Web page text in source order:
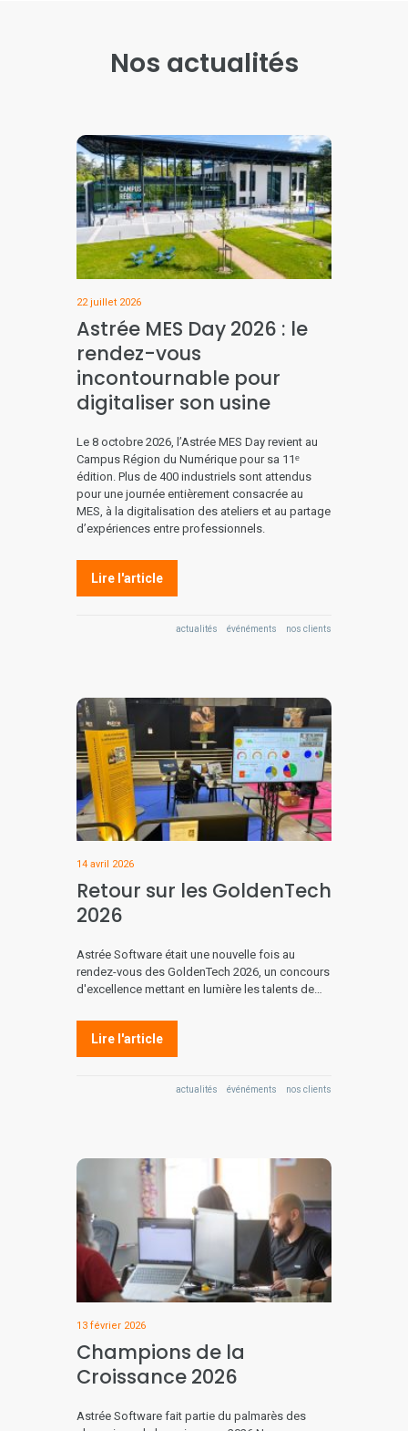
Nos actualités
22 juillet 2026
Astrée MES Day 2026 : le
rendez-vous
incontournable pour
digitaliser son usine
Le 8 octobre 2026, l’Astrée MES Day revient au
Campus Région du Numérique pour sa 11ᵉ
édition. Plus de 400 industriels sont attendus
pour une journée entièrement consacrée au
MES, à la digitalisation des ateliers et au partage
d’expériences entre professionnels.
Lire l'article
actualités événéments nos clients
14 avril 2026
Retour sur les GoldenTech
2026
Astrée Software était une nouvelle fois au
rendez-vous des GoldenTech 2026, un concours
d'excellence mettant en lumière les talents de…
Lire l'article
actualités événéments nos clients
13 février 2026
Champions de la
Croissance 2026
Astrée Software fait partie du palmarès des